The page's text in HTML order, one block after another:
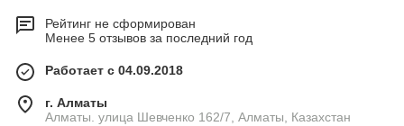
Рейтинг не сформирован
Менее 5 отзывов за последний год
Работает с 04.09.2018
г. Алматы
Алматы. улица Шевченко 162/7, Алматы, Казахстан